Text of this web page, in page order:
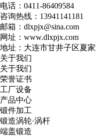
电话：0411-86409584
咨询热线：13941141181
邮箱：dlxpjx@sina.com
网址：www.dlxpjx.com
地址：大连市甘井子区夏
关于我们
关于我们
荣誉证书
工厂设备
产品中心
锻件加工
锻造涡轮·涡杆
端盖锻造